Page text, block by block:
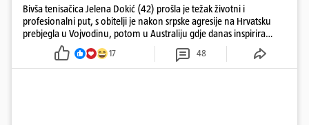
Bivša tenisačica Jelena Dokić (42) prošla je težak životni i
profesionalni put, s obitelji je nakon srpske agresije na Hrvatsku
prebjegla u Vojvodinu, potom u Australiju gdje danas inspirira
17 48